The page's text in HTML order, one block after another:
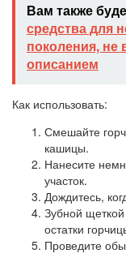
Вам также
средства для
поколения,
описанием
Как использовать:
Смешайте
кашицы.
Нанесите
участок.
Дождитесь,
Зубной щеткой
остатки
Проведите